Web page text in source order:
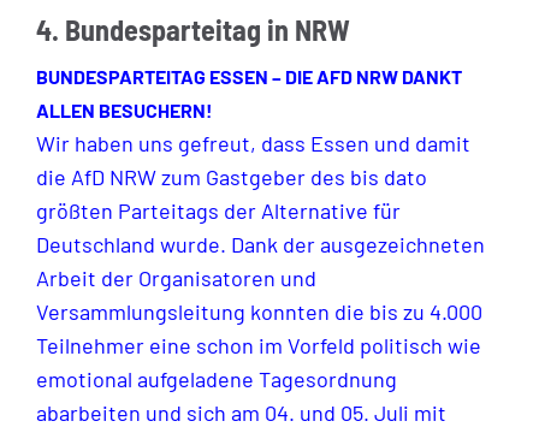
4. Bundesparteitag in NRW
BUNDESPARTEITAG ESSEN – DIE AFD NRW DANKT
ALLEN BESUCHERN!
Wir haben uns gefreut, dass Essen und damit
die AfD NRW zum Gastgeber des bis dato
größten Parteitags der Alternative für
Deutschland wurde. Dank der ausgezeichneten
Arbeit der Organisatoren und
Versammlungsleitung konnten die bis zu 4.000
Teilnehmer eine schon im Vorfeld politisch wie
emotional aufgeladene Tagesordnung
abarbeiten und sich am 04. und 05. Juli mit